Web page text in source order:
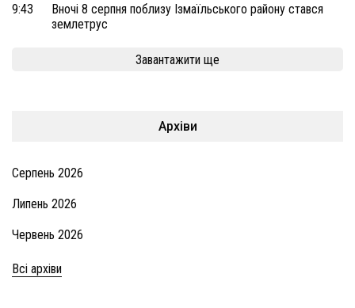
9:43
Вночі 8 серпня поблизу Ізмаїльського району стався
землетрус
Завантажити ще
Архіви
Серпень 2026
Липень 2026
Червень 2026
Всі архіви